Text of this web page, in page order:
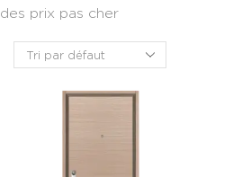
des prix pas cher